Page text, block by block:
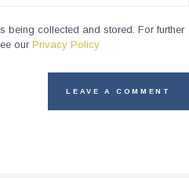
being collected and stored. For further
our Privacy Policy